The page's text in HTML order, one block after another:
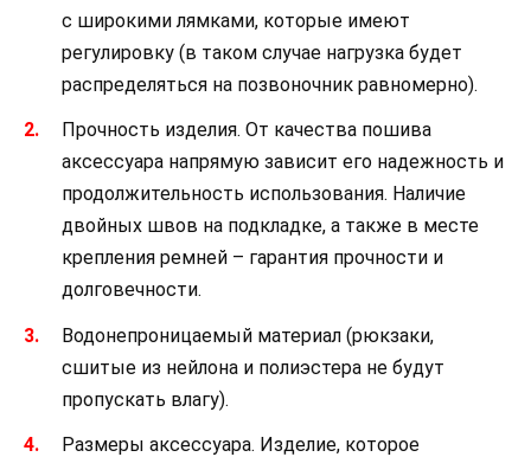
с широкими лямками, которые имеют
регулировку (в таком случае нагрузка будет
распределяться на позвоночник равномерно).
Прочность изделия. От качества пошива
аксессуара напрямую зависит его надежность и
продолжительность использования. Наличие
двойных швов на подкладке, а также в месте
крепления ремней – гарантия прочности и
долговечности.
Водонепроницаемый материал (рюкзаки,
сшитые из нейлона и полиэстера не будут
пропускать влагу).
Размеры аксессуара. Изделие, которое